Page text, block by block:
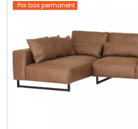
Prix bas permanent